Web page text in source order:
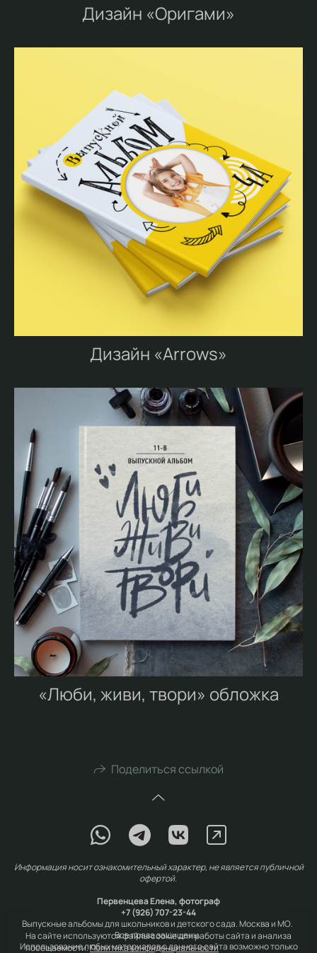
Дизайн «Оригами»
Дизайн «Arrows»
«Люби, живи, твори» обложка
Поделиться ссылкой
Информация носит ознакомительный характер, не является публичной
офертой.
Первенцева Елена, фотограф
+7 (926) 707-23-44
Выпускные альбомы для школьников и детского сада. Москва и МО.
Все права защищены.
Использование любых материалов с данного сайта возможно только
На сайте используются файлы cookie для работы сайта и анализа
посещаемости.Политика конфиденциальности